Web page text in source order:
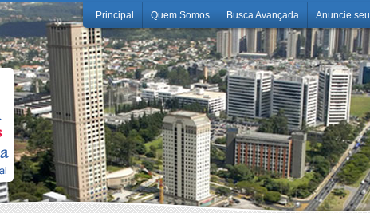
Principal Quem Somos Busca Avançada Anuncie seu